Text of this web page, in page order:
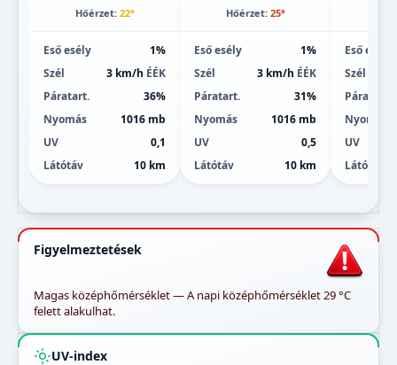
Hőérzet: 22°
Eső esély
1%
Szél
3 km/h ÉÉK
Páratart.
36%
Nyomás
1016 mb
UV
0,1
Látótáv
10 km
Hőérzet: 25°
Eső esély
1%
Szél
3 km/h ÉÉK
Páratart.
31%
Nyomás
1016 mb
UV
0,5
Látótáv
10 km
Eső esély
Szél
Páratart.
Nyomás
UV
Látótáv
Figyelmeztetések
Magas középhőmérséklet — A napi középhőmérséklet 29 °C
felett alakulhat.
UV-index